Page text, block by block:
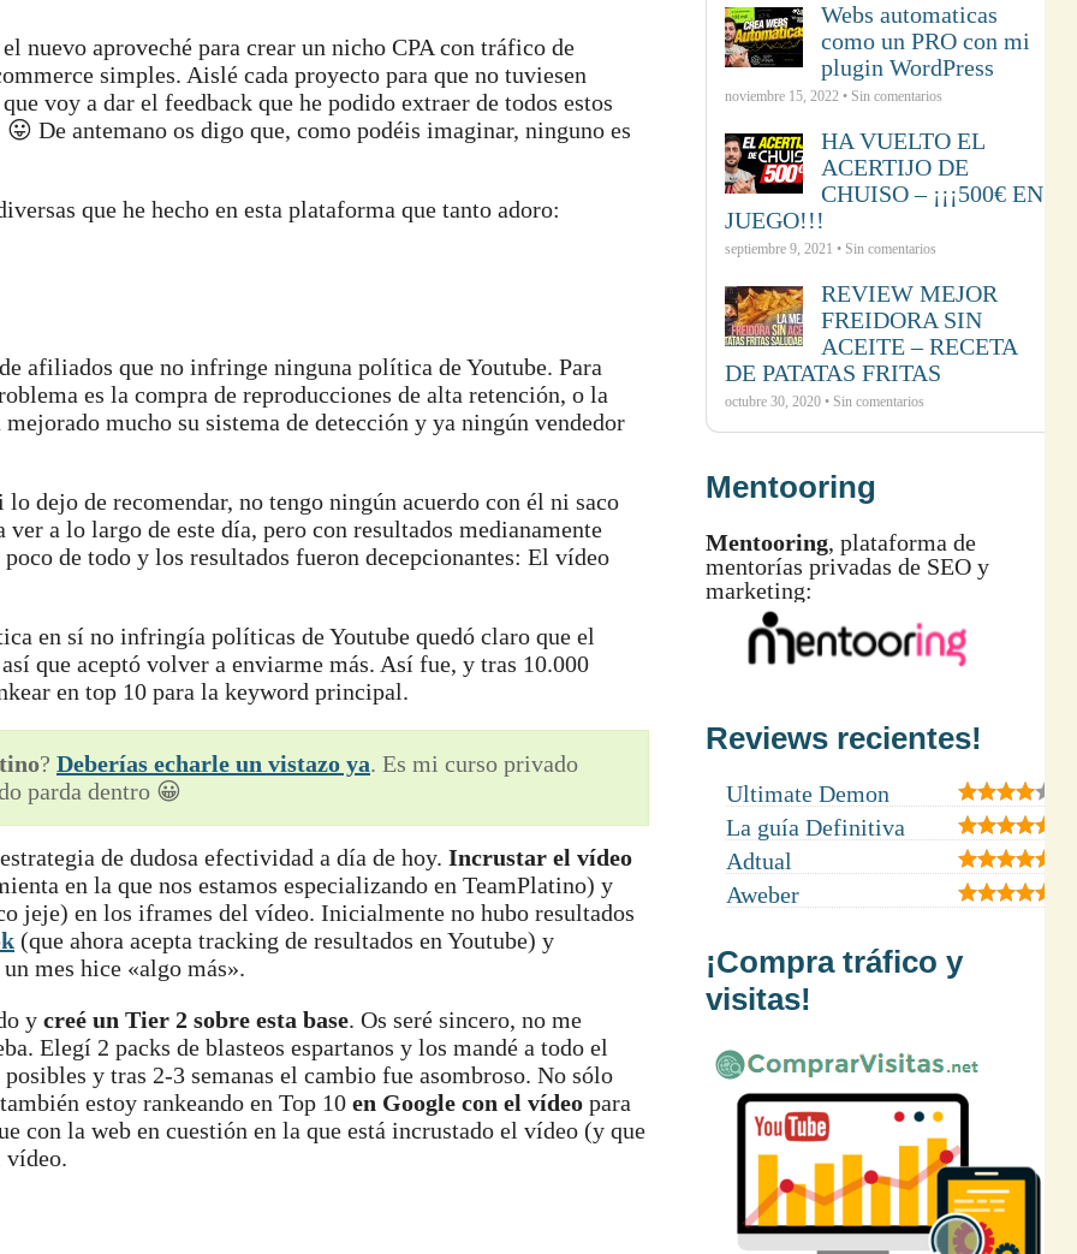
nuevo aproveché para crear un nicho CPA con tráfico de
simples. Aislé cada proyecto para que no tuviesen
voy a dar el feedback que he podido extraer de todos estos
De antemano os digo que, como podéis imaginar, ninguno es
que he hecho en esta plataforma que tanto adoro:
afiliados que no infringe ninguna política de Youtube. Para
es la compra de reproducciones de alta retención, o la
mucho su sistema de detección y ya ningún vendedor
dejo de recomendar, no tengo ningún acuerdo con él ni saco
a lo largo de este día, pero con resultados medianamente
de todo y los resultados fueron decepcionantes: El vídeo
en sí no infringía políticas de Youtube quedó claro que el
que aceptó volver a enviarme más. Así fue, y tras 10.000
en top 10 para la keyword principal.
? Deberías echarle un vistazo ya. Es mi curso privado
parda dentro 😀
de dudosa efectividad a día de hoy. Incrustar el vídeo
en la que nos estamos especializando en TeamPlatino) y
jeje) en los iframes del vídeo. Inicialmente no hubo resultados
(que ahora acepta tracking de resultados en Youtube) y
mes hice «algo más».
y creé un Tier 2 sobre esta base. Os seré sincero, no me
Elegí 2 packs de blasteos espartanos y los mandé a todo el
y tras 2-3 semanas el cambio fue asombroso. No sólo
estoy rankeando en Top 10 en Google con el vídeo para
con la web en cuestión en la que está incrustado el vídeo (y que
vídeo.
Webs automaticas
como un PRO con mi
plugin WordPress
noviembre 15, 2022 • Sin comentarios
HA VUELTO EL
ACERTIJO DE
CHUISO – ¡¡¡500€ EN
JUEGO!!!
septiembre 9, 2021 • Sin comentarios
REVIEW MEJOR
FREIDORA SIN
ACEITE – RECETA
DE PATATAS FRITAS
octubre 30, 2020 • Sin comentarios
Mentooring
Mentooring, plataforma de
mentorías privadas de SEO y
marketing:
Reviews recientes!
Ultimate Demon
La guía Definitiva
Adtual
Aweber
¡Compra tráfico y
visitas!